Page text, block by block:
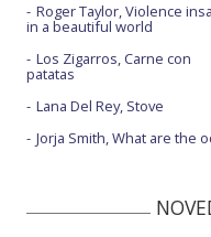
Roger Taylor, Violence
in a beautiful world
Los Zigarros, Carne con
patatas
Lana Del Rey, Stove
Jorja Smith, What are the